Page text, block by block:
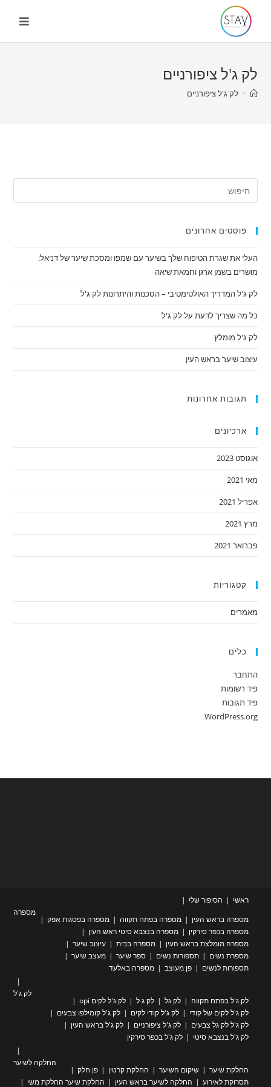
content
לק ג'ל ציפורניים
> לק ג'ל ציפורניים
פוסטים אחרונים
העלי את שגרת הטיפוח שלך בשיער עם שמפו ומסכת שיער של דניאל:
מושרים בשמן ארגן וחמאת שיאה
לק ג'ל המדריך האולטימטיבי – הסכנות והיתרונות לק ג'ל
כל מה שצריך לדעת על לק ג'ל
לק ג'ל מומלץ
עיצוב שיער בראש העין
תגובות אחרונות
ארכיונים
אוגוסט 2023
מאי 2021
אפריל 2021
מרץ 2021
פברואר 2021
קטגוריות
מאמרים
כלים
התחבר
פיד רשומות
פיד תגובות
WordPress.org
ראשי
הסיפור שלי
מספרה
מספרה בראש העין מספרה בפתח תקווה
מספרה בפסגות אפק
מספרה בכפר סירקין
מספרה בנצבא סיטי ראש העין
מספרה מומלצת בראש העין
מספרה בבית
עיצוב שיער
מספרת נשים
תספורות נשים ספר שיער
מעצב שיער
תספורות לנשים
פן מעוצב מספרה באלעד
לק ג'ל
לק ג'ל בפתח תקווה לק גל לק ג ל
לק ג'ל לקים opi
לק ג'ל לקים של קודי
לק ג'ל קודי לקים
לק ג'ל קומילפו צבעים
לק ג'ל לק גל צבעים
לק ג'ל ציפורניים
לק ג'ל בראש העין
לק ג'ל בנצבא סיטי
לק ג'ל בכפר סירקין
החלקה לשיער
החלקת שיער שיקום השיער החלקת קרטין
פן חלק
תסרוקת לאירוע
החלקה לשיער בראש העין החלקת שיער החלקת משי